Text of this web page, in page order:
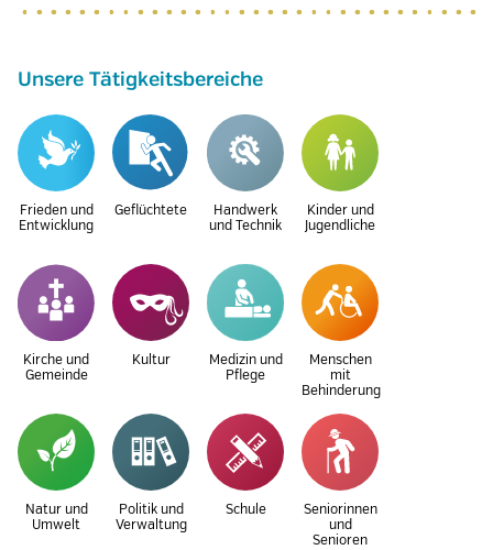
Unsere Tätigkeitsbereiche
Frieden und
Entwicklung
Geflüchtete
Handwerk
und Technik
Kinder und
Jugendliche
Kirche und
Gemeinde
Kultur
Medizin und
Pflege
Menschen
mit
Behinderung
Natur und
Umwelt
Politik und
Verwaltung
Schule
Seniorinnen
und
Senioren